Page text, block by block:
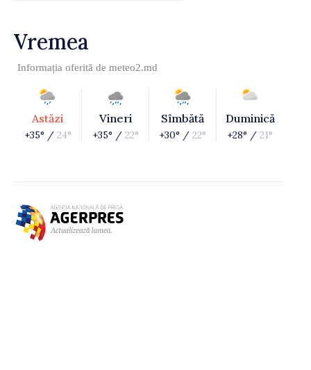
Vremea
Informația oferită de meteo2.md
Astăzi
+35° / 24°
Vineri
+35° / 22°
Sîmbătă
+30° / 22°
Duminică
+28° / 21°